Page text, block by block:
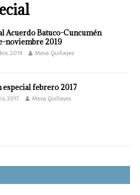
Acuerdo Batuco-Cuncumén
noviembre 2019
2019 Mesa Quillayes
febrero 2017
2017 Mesa Quillayes